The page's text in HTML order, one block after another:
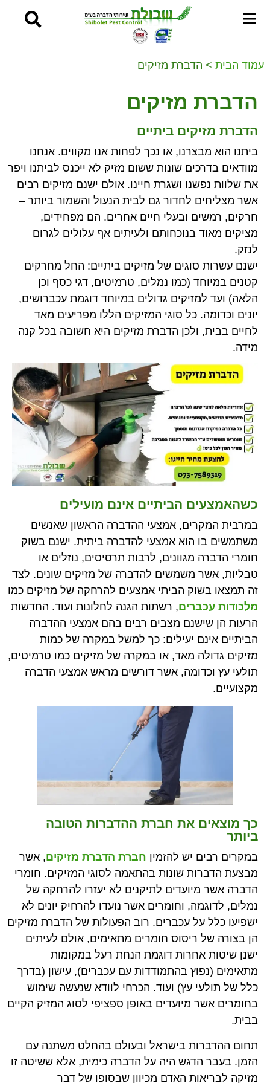
עמוד הבית > הדברת מזיקים
הדברת מזיקים
הדברת מזיקים ביתיים
ביתנו הוא מבצרנו, או נכך לפחות אנו מקווים. אנחנו
מוודאים בדרכים שונות ששום מזיק לא ייכנס לביתנו ויפר
את שלוות נפשנו ושגרת חיינו. אולם ישנם מזיקים רבים
אשר מצליחים לחדור גם לבית הנעול והשמור ביותר –
חרקים, רמשים ובעלי חיים אחרים. הם מפחידים,
מציקים מאוד בנוכחותם ולעיתים אף עלולים לגרום
לנזק.
ישנם עשרות סוגים של מזיקים ביתיים: החל מחרקים
קטנים במיוחד (כמו נמלים, טרמיטים, דגי כסף וכן
הלאה) ועד למזיקים גדולים במיוחד דוגמת עכברושים,
יונים וכדומה. כל סוגי המזיקים הללו מפריעים מאד
לחיים בבית, ולכן הדברת מזיקים היא חשובה בכל קנה
מידה.
כשהאמצעים הביתיים אינם מועילים
במרבית המקרים, אמצעי ההדברה הראשון שאנשים
משתמשים בו הוא אמצעי להדברה ביתית. ישנם בשוק
חומרי הדברה מגוונים, לרבות תרסיסים, נוזלים או
טבליות, אשר משמשים להדברה של מזיקים שונים. לצד
זה תמצאו בשוק הביתי אמצעים להרחקה של מזיקים כמו
מלכודות עכברים, רשתות הגנה לחלונות ועוד. החדשות
הרעות הן שישנם מצבים רבים בהם אמצעי ההדברה
הביתיים אינם יעילים: כך למשל במקרה של כמות
מזיקים גדולה מאד, או במקרה של מזיקים כמו טרמיטים,
תולעי עץ וכדומה, אשר דורשים מראש אמצעי הדברה
מקצועיים.
כך מוצאים את חברת ההדברות הטובה
ביותר
במקרים רבים יש להזמין חברת הדברת מזיקים, אשר
מבצעת הדברות שונות בהתאמה לסוגי המזיקים. חומרי
הדברה אשר מיועדים לתיקנים לא יעזרו להרחקה של
נמלים, לדוגמה, וחומרים אשר נועדו להרחיק יונים לא
ישפיעו כלל על עכברים. רוב הפעולות של הדברת מזיקים
הן בצורה של ריסוס חומרים מתאימים, אולם לעיתים
ישנן שיטות אחרות דוגמת הנחת רעל במקומות
מתאימים (נפוץ בהתמודדות עם עכברים), עישון (בדרך
כלל של תולעי עץ) ועוד. הכרחי לוודא שנעשה שימוש
בחומרים אשר מיועדים באופן ספציפי לסוג המזיק הקיים
בבית.
תחום ההדברות בישראל ובעולם בהחלט משתנה עם
הזמן. בעבר הדגש היה על הדברה כימית, אלא ששיטה זו
מזיקה לבריאות האדם מכיוון שבסופו של דבר